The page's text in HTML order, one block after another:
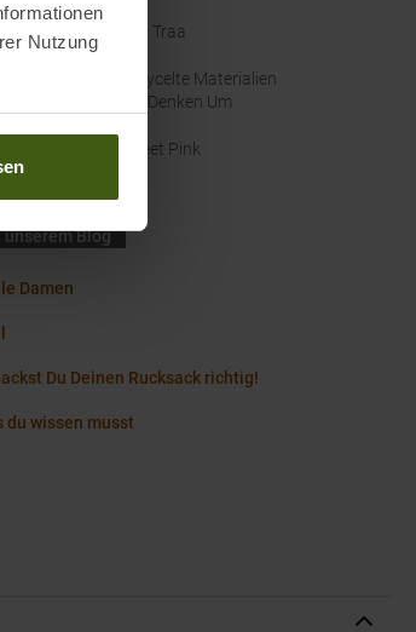
Nutzung
Kari Traa
Recycelte Materialien
Wir Denken Um
Sweet Pink
unserem Blog
Damen
Du Deinen Rucksack richtig!
du wissen musst